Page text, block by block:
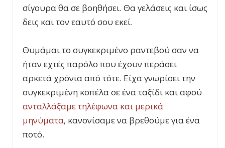
σίγουρα θα σε βοηθήσει. Θα γελάσεις και ίσως
δεις και τον εαυτό σου εκεί.
Θυμάμαι το συγκεκριμένο ραντεβού σαν να
ήταν εχτές παρόλο που έχουν περάσει
αρκετά χρόνια από τότε. Είχα γνωρίσει την
συγκεκριμένη κοπέλα σε ένα ταξίδι και αφού
ανταλλάξαμε τηλέφωνα και μερικά
μηνύματα, κανονίσαμε να βρεθούμε για ένα
ποτό.